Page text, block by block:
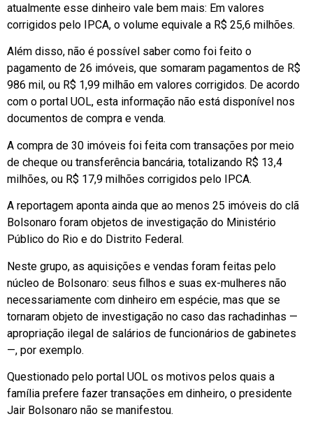
atualmente esse dinheiro vale bem mais: Em valores
corrigidos pelo IPCA, o volume equivale a R$ 25,6 milhões.
Além disso, não é possível saber como foi feito o
pagamento de 26 imóveis, que somaram pagamentos de R$
986 mil, ou R$ 1,99 milhão em valores corrigidos. De acordo
com o portal UOL, esta informação não está disponível nos
documentos de compra e venda.
A compra de 30 imóveis foi feita com transações por meio
de cheque ou transferência bancária, totalizando R$ 13,4
milhões, ou R$ 17,9 milhões corrigidos pelo IPCA.
A reportagem aponta ainda que ao menos 25 imóveis do clã
Bolsonaro foram objetos de investigação do Ministério
Público do Rio e do Distrito Federal.
Neste grupo, as aquisições e vendas foram feitas pelo
núcleo de Bolsonaro: seus filhos e suas ex-mulheres não
necessariamente com dinheiro em espécie, mas que se
tornaram objeto de investigação no caso das rachadinhas —
apropriação ilegal de salários de funcionários de gabinetes
—, por exemplo.
Questionado pelo portal UOL os motivos pelos quais a
família prefere fazer transações em dinheiro, o presidente
Jair Bolsonaro não se manifestou.